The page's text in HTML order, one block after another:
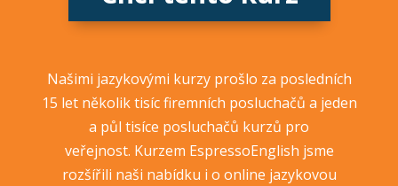
Našimi jazykovými kurzy prošlo za posledních
15 let několik tisíc firemních posluchačů a jeden
a půl tisíce posluchačů kurzů pro
veřejnost. Kurzem EspressoEnglish jsme
rozšířili naši nabídku i o online jazykovou